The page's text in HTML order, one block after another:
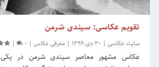
تقویم عکاسی: سیندی شرمن
سایت عکاسی | 30 دی 1399 |معرفی عکاس |
0
|
عکاس مشهور معاصر سیندی شرمن در یکی